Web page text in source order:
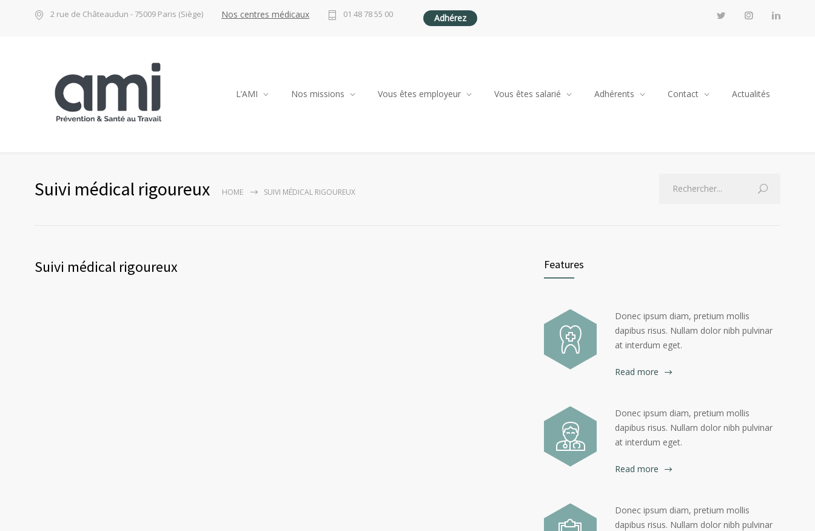
2 rue de Châteaudun - 75009 Paris (Siège) Nos centres médicaux 01 48 78 55 00 Adhérez
L’AMI Nos missions Vous êtes employeur Vous êtes salarié Adhérents Contact Actualités
Suivi médical rigoureux HOME SUIVI MÉDICAL RIGOUREUX
Suivi médical rigoureux Features
Donec ipsum diam, pretium mollis
dapibus risus. Nullam dolor nibh pulvinar
at interdum eget.
Read more
Donec ipsum diam, pretium mollis
dapibus risus. Nullam dolor nibh pulvinar
at interdum eget.
Read more
Donec ipsum diam, pretium mollis
dapibus risus. Nullam dolor nibh pulvinar